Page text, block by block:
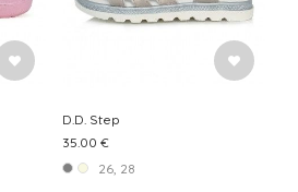
D.D. Step
35.00 €
26, 28